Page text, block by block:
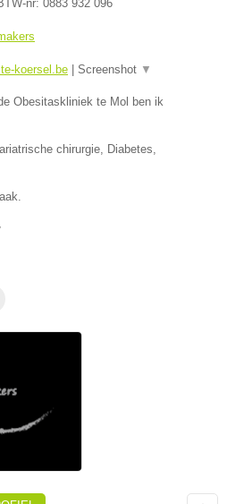
nr: 0883 932 096
koersel.be Screenshot ▼
Obesitaskliniek te Mol ben ik
chirurgie, Diabetes,